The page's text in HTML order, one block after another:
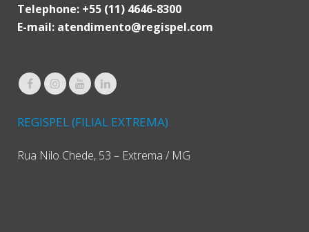
Telephone: +55 (11) 4646-8300
E-mail: atendimento@regispel.com
REGISPEL (FILIAL EXTREMA)
Rua Nilo Chede, 53 – Extrema / MG